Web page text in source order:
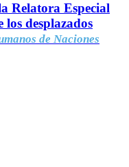
Relatora Especial
los desplazados
de Naciones